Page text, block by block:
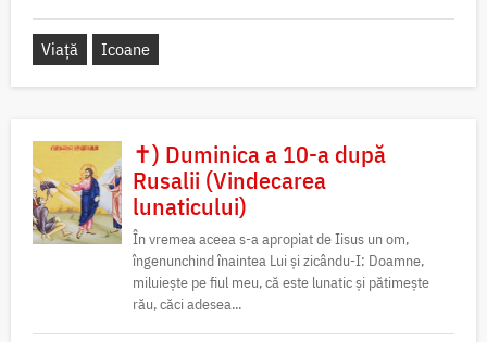
Viață Icoane
✝) Duminica a 10-a după
Rusalii (Vindecarea
lunaticului)
În vremea aceea s-a apropiat de Iisus un om,
îngenunchind înaintea Lui și zicându-I: Doamne,
miluiește pe fiul meu, că este lunatic și pătimește
rău, căci adesea...